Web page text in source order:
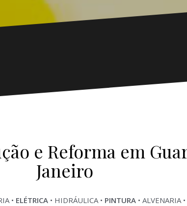
e Reforma em
Janeiro
• ELÉTRICA • HIDRÁULICA • PINTURA • ALVENARIA •